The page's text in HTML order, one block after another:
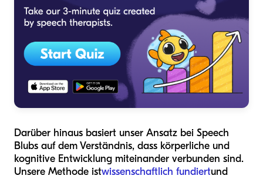
Darüber hinaus basiert unser Ansatz bei Speech
Blubs auf dem Verständnis, dass körperliche und
kognitive Entwicklung miteinander verbunden sind.
Unsere Methode istwissenschaftlich fundiertund